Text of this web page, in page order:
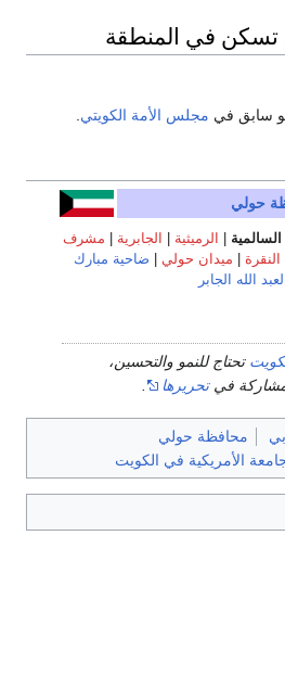
في المنطقة
سابق في مجلس الأمة الكويتي
حولي
السالمية الرميثية الجابرية
مشرف
النقرة ميدان حولي
ضاحية مبارك
العبد الله الجابر
تحتاج للنمو والتحسين،
فيتحريرها .
محافظة حولي
الأمريكية في الكويت